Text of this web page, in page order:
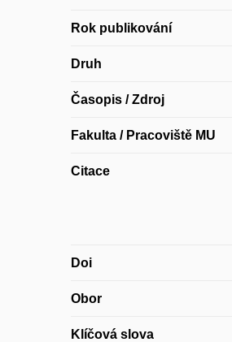
Rok publikování
Druh
Časopis / Zdroj
Fakulta / Pracoviště MU
Citace
Doi
Obor
Klíčová slova